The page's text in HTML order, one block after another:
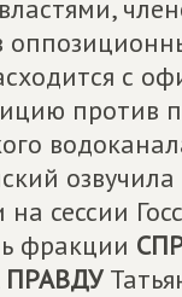
с
против
сессии
фракции
ПРАВДУ